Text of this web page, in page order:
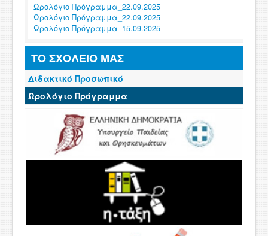
Ωρολόγιο Πρόγραμμα_22.09.2025
Ωρολόγιο Πρόγραμμα_22.09.2025
Ωρολόγιο Πρόγραμμα_15.09.2025
Φεβρουάριος 2025
Ωρολόγιο Πρόγραμμα_03.02.2025
ΤΟ ΣΧΟΛΕΙΟ ΜΑΣ
Διδακτικό Προσωπικό
Ωρολόγιο Πρόγραμμα